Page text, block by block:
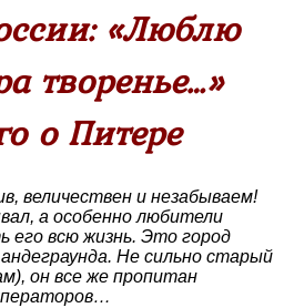
«Люблю
творенье…»
о Питере
величествен и незабываем!
а особенно любители
его всю жизнь. Это город
Не сильно старый
он все же пропитан